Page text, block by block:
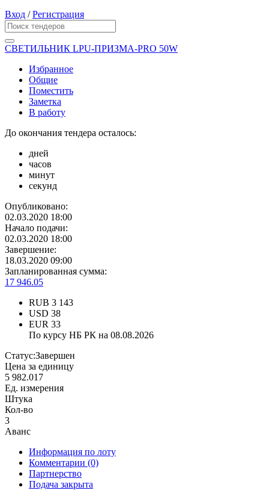
Вход /Регистрация
СВЕТИЛЬНИК LPU-ПРИЗМА-PRO 50W
Избранное
Общие
Поместить
Заметка
В работу
До окончания тендера осталось:
дней
часов
минут
секунд
Опубликовано:
02.03.2020 18:00
Начало подачи:
02.03.2020 18:00
Завершение:
18.03.2020 09:00
Запланированная сумма:
17 946.05
RUB 3 143
USD 38
EUR 33
По курсу НБ РК на 08.08.2026
Статус:Завершен
Цена за единицу
5 982.017
Ед. измерения
Штука
Кол-во
3
Аванс
Информация по лоту
Комментарии (0)
Партнерство
Подача закрыта